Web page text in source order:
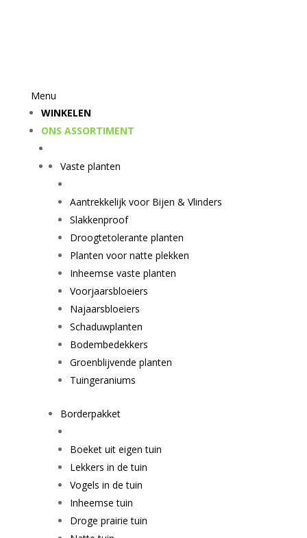
Menu
WINKELEN
ONS ASSORTIMENT
Vaste planten
Aantrekkelijk voor Bijen & Vlinders
Slakkenproof
Droogtetolerante planten
Planten voor natte plekken
Inheemse vaste planten
Voorjaarsbloeiers
Najaarsbloeiers
Schaduwplanten
Bodembedekkers
Groenblijvende planten
Tuingeraniums
Borderpakket
Boeket uit eigen tuin
Lekkers in de tuin
Vogels in de tuin
Inheemse tuin
Droge prairie tuin